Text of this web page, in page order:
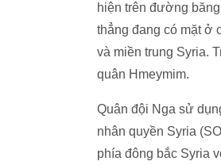
hiện trên đường
thẳng đang có mặt ở
và miền trung Syria.
quân Hmeymim.
Quân đội Nga sử
nhân quyền Syria
phía đông bắc Syria